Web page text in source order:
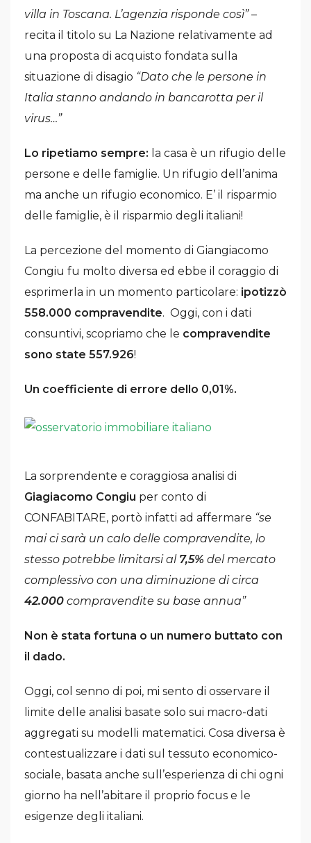
villa in Toscana. L’agenzia risponde così”–
recita il titolo su La Nazione relativamente ad
una proposta di acquisto fondata sulla
situazione di disagio “Dato che le persone in
Italia stanno andando in bancarotta per il
virus…”
Lo ripetiamo sempre: la casa è un rifugio delle
persone e delle famiglie. Un rifugio dell’anima
ma anche un rifugio economico. E’ il risparmio
delle famiglie, è il risparmio degli italiani!
La percezione del momento di Giangiacomo
Congiu fu molto diversa ed ebbe il coraggio di
esprimerla in un momento particolare: ipotizzò
558.000 compravendite. Oggi, con i dati
consuntivi, scopriamo che le compravendite
sono state 557.926!
Un coefficiente di errore dello 0,01%.
La sorprendente e coraggiosa analisi di
Giagiacomo Congiu per conto di
CONFABITARE, portò infatti ad affermare “se
mai ci sarà un calo delle compravendite, lo
stesso potrebbe limitarsi al 7,5% del mercato
complessivo con una diminuzione di circa
42.000 compravendite su base annua”
Non è stata fortuna o un numero buttato con
il dado.
Oggi, col senno di poi, mi sento di osservare il
limite delle analisi basate solo sui macro-dati
aggregati su modelli matematici. Cosa diversa è
contestualizzare i dati sul tessuto economico-
sociale, basata anche sull’esperienza di chi ogni
giorno ha nell’abitare il proprio focus e le
esigenze degli italiani.